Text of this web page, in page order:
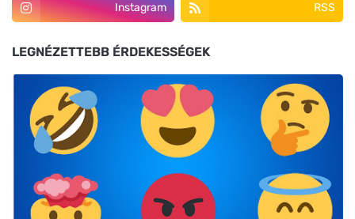
Instagram RSS
LEGNÉZETTEBB ÉRDEKESSÉGEK